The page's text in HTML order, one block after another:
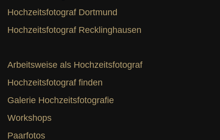
Hochzeitsfotograf Dortmund
Hochzeitsfotograf Recklinghausen
Arbeitsweise als Hochzeitsfotograf
Hochzeitsfotograf finden
Galerie Hochzeitsfotografie
Workshops
Paarfotos